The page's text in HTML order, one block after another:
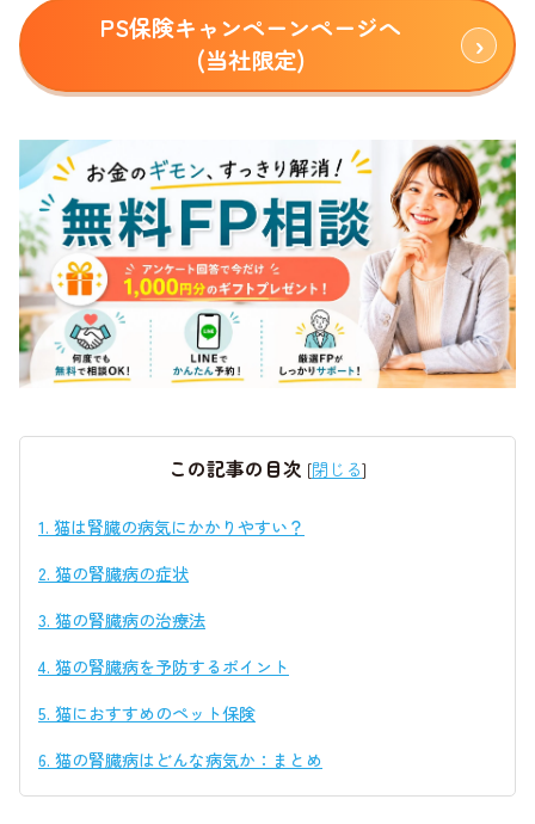
PS保険キャンペーンページへ
(当社限定)
この記事の目次 [閉じる]
1. 猫は腎臓の病気にかかりやすい？
2. 猫の腎臓病の症状
3. 猫の腎臓病の治療法
4. 猫の腎臓病を予防するポイント
5. 猫におすすめのペット保険
6. 猫の腎臓病はどんな病気か：まとめ